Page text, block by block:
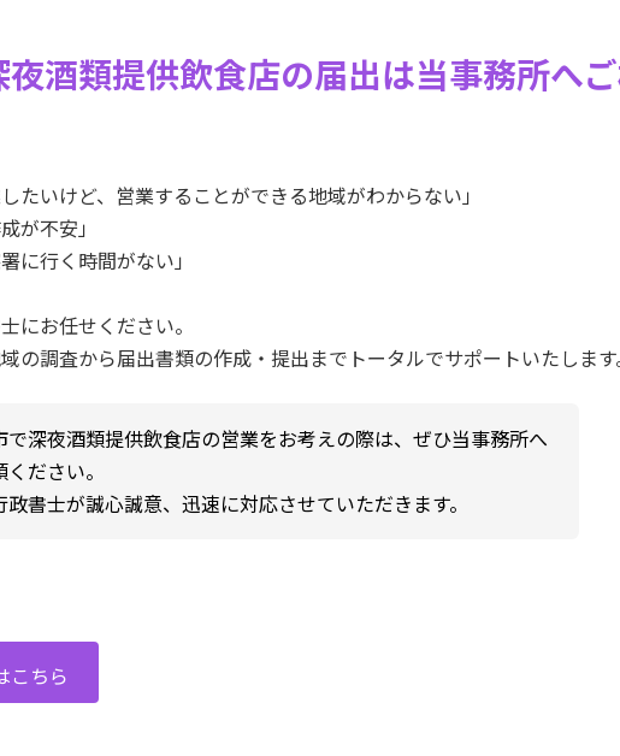
酒類提供飲食店の届出は当事務所へ
たいけど、営業することができる地域がわからない」
が不安」
に行く時間がない」
にお任せください。
の調査から届出書類の作成・提出までトータルでサポートいたします
で深夜酒類提供飲食店の営業をお考えの際は、ぜひ当事務所へ
ください。
政書士が誠心誠意、迅速に対応させていただきます。
こちら